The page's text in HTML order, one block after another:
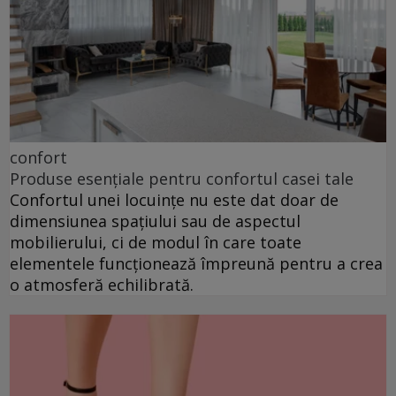
confort
Produse esențiale pentru confortul casei tale
Confortul unei locuințe nu este dat doar de
dimensiunea spațiului sau de aspectul
mobilierului, ci de modul în care toate
elementele funcționează împreună pentru a crea
o atmosferă echilibrată.